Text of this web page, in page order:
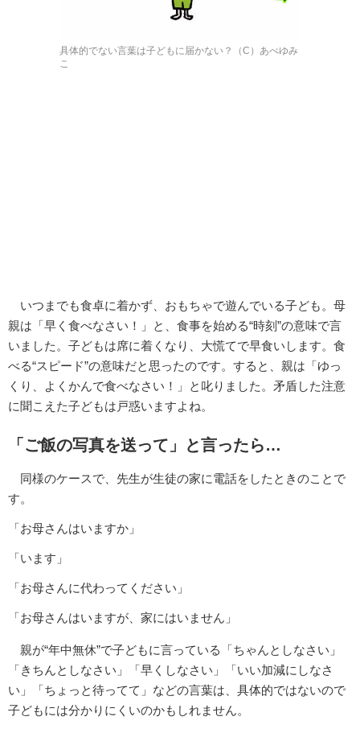
具体的でない言葉は子どもに届かない？（C）あべゆみ
こ
いつまでも食卓に着かず、おもちゃで遊んでいる子ども。母
親は「早く食べなさい！」と、食事を始める“時刻”の意味で言
いました。子どもは席に着くなり、大慌てで早食いします。食
べる“スピード”の意味だと思ったのです。すると、親は「ゆっ
くり、よくかんで食べなさい！」と叱りました。矛盾した注意
に聞こえた子どもは戸惑いますよね。
「ご飯の写真を送って」と言ったら…
同様のケースで、先生が生徒の家に電話をしたときのことで
す。
「お母さんはいますか」
「います」
「お母さんに代わってください」
「お母さんはいますが、家にはいません」
親が“年中無休”で子どもに言っている「ちゃんとしなさい」
「きちんとしなさい」「早くしなさい」「いい加減にしなさ
い」「ちょっと待ってて」などの言葉は、具体的ではないので
子どもには分かりにくいのかもしれません。